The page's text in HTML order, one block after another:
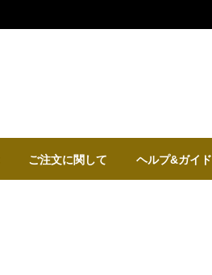
ご注文に関して ヘルプ&ガイド